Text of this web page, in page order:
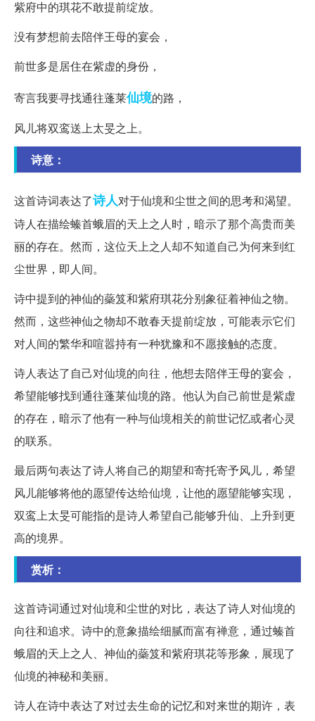
紫府中的琪花不敢提前绽放。
没有梦想前去陪伴王母的宴会，
前世多是居住在紫虚的身份，
寄言我要寻找通往蓬莱仙境的路，
风儿将双鸾送上太旻之上。
诗意：
这首诗词表达了诗人对于仙境和尘世之间的思考和渴望。
诗人在描绘螓首蛾眉的天上之人时，暗示了那个高贵而美
丽的存在。然而，这位天上之人却不知道自己为何来到红
尘世界，即人间。
诗中提到的神仙的蘂笈和紫府琪花分别象征着神仙之物。
然而，这些神仙之物却不敢春天提前绽放，可能表示它们
对人间的繁华和喧嚣持有一种犹豫和不愿接触的态度。
诗人表达了自己对仙境的向往，他想去陪伴王母的宴会，
希望能够找到通往蓬莱仙境的路。他认为自己前世是紫虚
的存在，暗示了他有一种与仙境相关的前世记忆或者心灵
的联系。
最后两句表达了诗人将自己的期望和寄托寄予风儿，希望
风儿能够将他的愿望传达给仙境，让他的愿望能够实现，
双鸾上太旻可能指的是诗人希望自己能够升仙、上升到更
高的境界。
赏析：
这首诗词通过对仙境和尘世的对比，表达了诗人对仙境的
向往和追求。诗中的意象描绘细腻而富有禅意，通过螓首
蛾眉的天上之人、神仙的蘂笈和紫府琪花等形象，展现了
仙境的神秘和美丽。
诗人在诗中表达了对过去生命的记忆和对来世的期许，表